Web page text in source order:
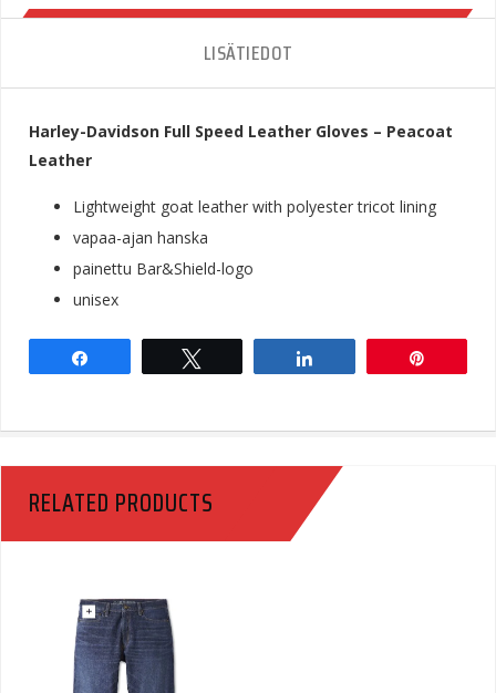
LISÄTIEDOT
Harley-Davidson Full Speed Leather Gloves – Peacoat
Leather
Lightweight goat leather with polyester tricot lining
vapaa-ajan hanska
painettu Bar&Shield-logo
unisex
RELATED PRODUCTS